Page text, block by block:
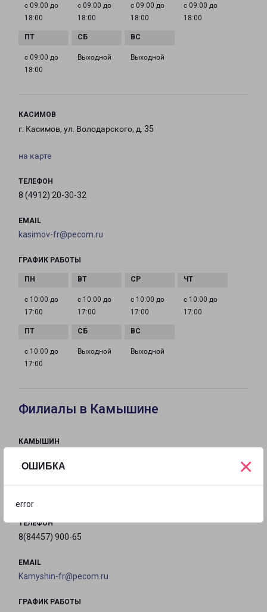
ОШИБКА
error
×
с 09:00 до
18:00
с 09:00 до
18:00
с 09:00 до
18:00
с 09:00 до
18:00
с 09:00 до
18:00
Выходной Выходной
КАСИМОВ
г. Касимов, ул. Володарского, д. 35
на карте
ТЕЛЕФОН
8 (4912) 20-30-32
EMAIL
kasimov-fr@pecom.ru
ГРАФИК РАБОТЫ
с 10:00 до
17:00
с 10:00 до
17:00
с 10:00 до
17:00
с 10:00 до
17:00
с 10:00 до
17:00
Выходной Выходной
Филиалы в Камышине
КАМЫШИН
Мира, 2В
ТЕЛЕФОН
8(84457) 900-65
EMAIL
Kamyshin-fr@pecom.ru
ГРАФИК РАБОТЫ